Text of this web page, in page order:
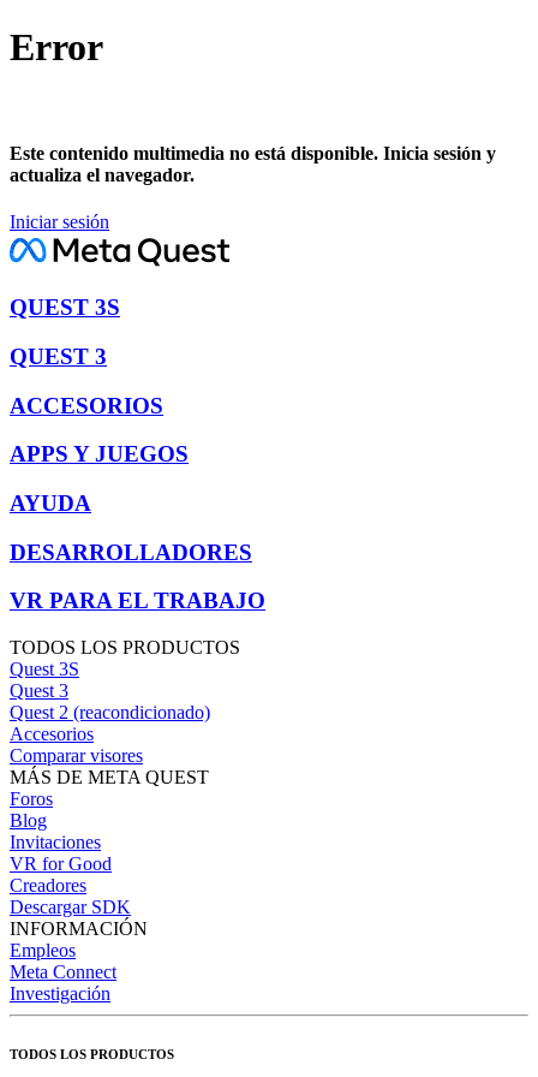
Error
Este contenido multimedia no está disponible. Inicia sesión y
actualiza el navegador.
Iniciar sesión
QUEST 3S
QUEST 3
ACCESORIOS
APPS Y JUEGOS
AYUDA
DESARROLLADORES
VR PARA EL TRABAJO
TODOS LOS PRODUCTOS
Quest 3S
Quest 3
Quest 2 (reacondicionado)
Accesorios
Comparar visores
MÁS DE META QUEST
Foros
Blog
Invitaciones
VR for Good
Creadores
Descargar SDK
INFORMACIÓN
Empleos
Meta Connect
Investigación
TODOS LOS PRODUCTOS